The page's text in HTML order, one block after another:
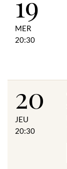
MER
20:30
20
JEU
20:30